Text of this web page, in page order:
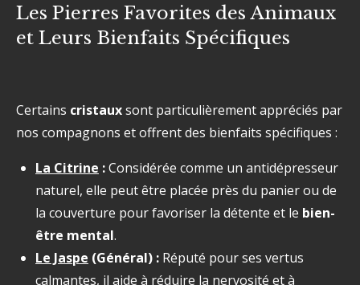
Les Pierres Favorites des Animaux
et Leurs Bienfaits Spécifiques
Certains cristauxsont particulièrement appréciés par
nos compagnons et offrent des bienfaits spécifiques :
La Citrine :Considérée comme un antidépresseur
naturel, elle peut être placée près du panier ou de
la couverture pour favoriser la détente et le bien-
être mental.
Le Jaspe (Général) : Réputé pour ses vertus
calmantes, il aide à réduire la nervosité et à